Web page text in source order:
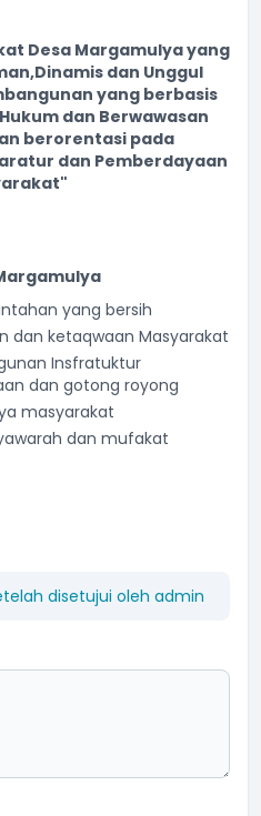
Desa Margamulya yang
dan Unggul
yang berbasis
dan Berwawasan
berorentasi pada
dan Pemberdayaan
yang bersih
dan ketaqwaan Masyarakat
Insfratuktur
dan gotong royong
masyarakat
dan mufakat
disetujui oleh admin